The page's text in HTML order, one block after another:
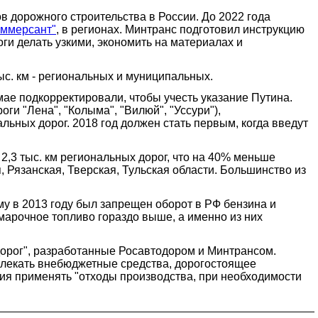
строительства в России. До 2022 года
, в регионах. Минтранс подготовил инструкцию
делать узкими, экономить на материалах и
км - региональных и муниципальных.
подкорректировали, чтобы учесть указание Путина.
"Лена", "Колыма", "Вилюй", "Уссури"),
дорог. 2018 год должен стать первым, когда введут
тыс. км региональных дорог, что на 40% меньше
Тверская, Тульская области. Большинство из
в 2013 году был запрещен оборот в РФ бензина и
топливо гораздо выше, а именно из них
разработанные Росавтодором и Минтрансом.
внебюджетные средства, дорогостоящее
применять "отходы производства, при необходимости